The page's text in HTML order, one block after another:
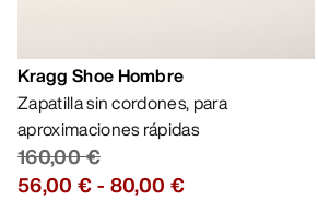
Kragg Shoe Hombre
Zapatilla sin cordones, para
aproximaciones rápidas
160,00 €
56,00 €- 80,00 €